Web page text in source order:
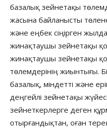
базалық зейнетақы
жасына байланысты
және еңбек сіңірген
жинақтаушы зейнетақы
жинақтаушы зейнетақы
төлемдерінің жиынтығы.
базалық, міндетті және
деңгейлі зейнетақы
зейнеткерлерге деген
отырғандықтан, оған